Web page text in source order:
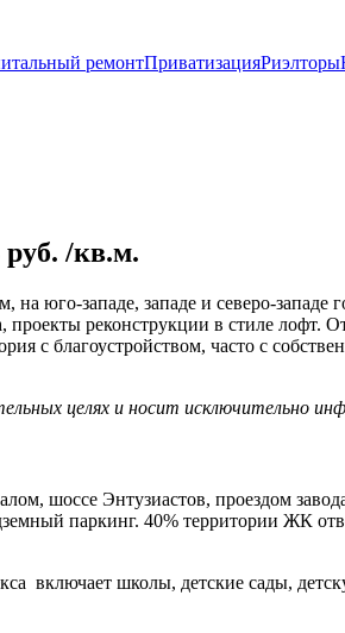
ремонтПриватизацияРиэлторы
/кв.м.
юго-западе, западе и северо-западе
реконструкции в стиле лофт.
с благоустройством, часто с
целях и носит исключительно
шоссе Энтузиастов, проездом
паркинг. 40% территории ЖК
включает школы, детские сады,